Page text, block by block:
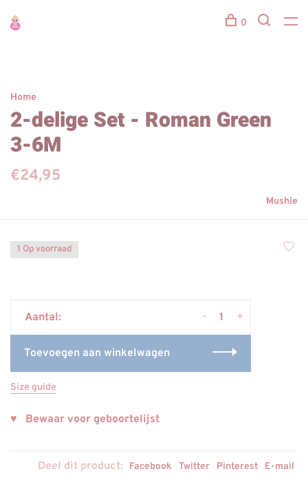
0
Home
2-delige Set - Roman Green
3-6M
€24,95
Mushie
1 Op voorraad
Aantal: +
-
Toevoegen aan winkelwagen
Size guide
♥ Bewaar voor geboortelijst
Deel dit product: Facebook Twitter Pinterest E-mail